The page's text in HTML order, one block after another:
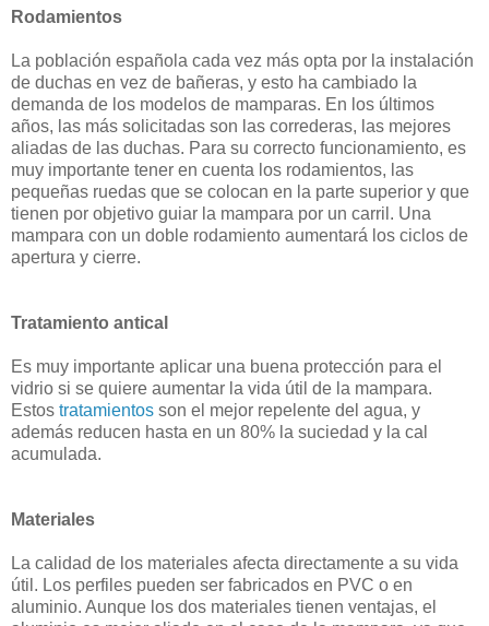
Rodamientos
La población española cada vez más opta por la instalación
de duchas en vez de bañeras, y esto ha cambiado la
demanda de los modelos de mamparas. En los últimos
años, las más solicitadas son las correderas, las mejores
aliadas de las duchas. Para su correcto funcionamiento, es
muy importante tener en cuenta los rodamientos, las
pequeñas ruedas que se colocan en la parte superior y que
tienen por objetivo guiar la mampara por un carril. Una
mampara con un doble rodamiento aumentará los ciclos de
apertura y cierre.
Tratamiento antical
Es muy importante aplicar una buena protección para el
vidrio si se quiere aumentar la vida útil de la mampara.
Estos tratamientos son el mejor repelente del agua, y
además reducen hasta en un 80% la suciedad y la cal
acumulada.
Materiales
La calidad de los materiales afecta directamente a su vida
útil. Los perfiles pueden ser fabricados en PVC o en
aluminio. Aunque los dos materiales tienen ventajas, el